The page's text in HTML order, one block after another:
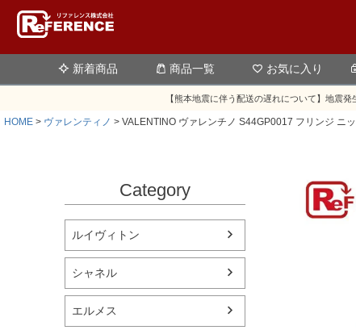
新着商品 商品一覧 お気に入り
【熊本地震に伴う配送の遅れについて】地震
HOME ヴァレンティノ VALENTINO ヴァレンチノ S44GP0017 フリンジ ニ
Category
ルイヴィトン
シャネル
エルメス